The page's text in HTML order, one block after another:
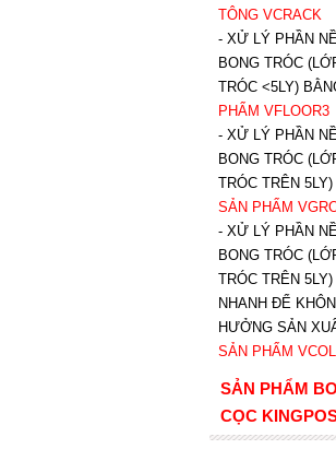
TÔNG VCRACK
- XỬ LÝ PHẦN
BONG TRÓC
TRÓC <5LY)
PHẨM VFLOOR3
- XỬ LÝ PHẦN
BONG TRÓC
TRÓC TRÊN
SẢN PHẨM
- XỬ LÝ PHẦN
BONG TRÓC
TRÓC TRÊN
NHANH ĐỂ
HƯỞNG SẢN
SẢN PHẨM
SẢN PHẨM
CỌC